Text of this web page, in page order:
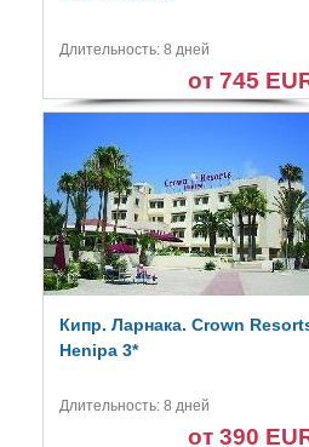
Длительность: 8 дней
от 745
Кипр. Ларнака. Crown
Henipa 3*
Длительность: 8 дней
от 390